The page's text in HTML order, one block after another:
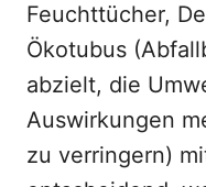
Feuchttücher,
Ökotubus
abzielt, die
Auswirkungen
zu verringern)